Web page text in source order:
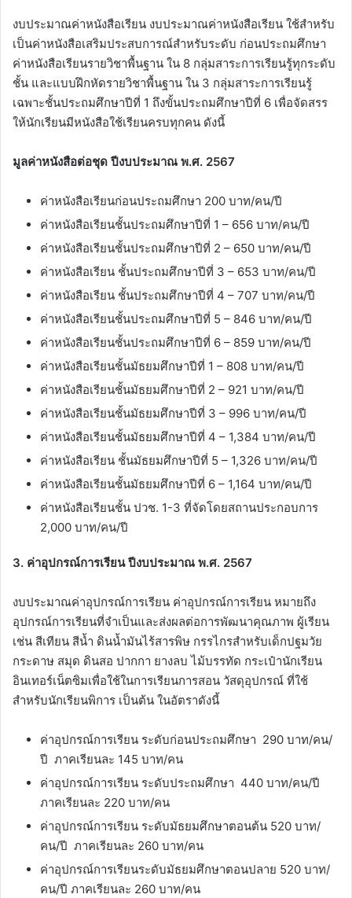
งบประมาณค่าหนังสือเรียน งบประมาณค่าหนังสือเรียน ใช้สำหรับ
เป็นค่าหนังสือเสริมประสบการณ์สำหรับระดับ ก่อนประถมศึกษา
ค่าหนังสือเรียนรายวิชาพื้นฐาน ใน 8 กลุ่มสาระการเรียนรู้ทุกระดับ
ชั้น และแบบฝึกหัดรายวิชาพื้นฐาน ใน 3 กลุ่มสาระการเรียนรู้
เฉพาะชั้นประถมศึกษาปีที่ 1 ถึงขั้นประถมศึกษาปีที่ 6 เพื่อจัดสรร
ให้นักเรียนมีหนังสือใช้เรียนครบทุกคน ดังนี้
มูลค่าหนังสือต่อชุด ปีงบประมาณ พ.ศ. 2567
ค่าหนังสือเรียนก่อนประถมศึกษา 200 บาท/คน/ปี
ค่าหนังสือเรียนชั้นประถมศึกษาปีที่ 1 – 656 บาท/คน/ปี
ค่าหนังสือเรียนชั้นประถมศึกษาปีที่ 2 – 650 บาท/คน/ปี
ค่าหนังสือเรียน ชั้นประถมศึกษาปีที่ 3 – 653 บาท/คน/ปี
ค่าหนังสือเรียน ชั้นประถมศึกษาปีที่ 4 – 707 บาท/คน/ปี
ค่าหนังสือเรียนชั้นประถมศึกษาปีที่ 5 – 846 บาท/คน/ปี
ค่าหนังสือเรียนชั้นประถมศึกษาปีที่ 6 – 859 บาท/คน/ปี
ค่าหนังสือเรียนชั้นมัธยมศึกษาปีที่ 1 – 808 บาท/คน/ปี
ค่าหนังสือเรียนชั้นมัธยมศึกษาปีที่ 2 – 921 บาท/คน/ปี
ค่าหนังสือเรียนชั้นมัธยมศึกษาปีที่ 3 – 996 บาท/คน/ปี
ค่าหนังสือเรียนชั้นมัธยมศึกษาปีที่ 4 – 1,384 บาท/คน/ปี
ค่าหนังสือเรียน ชั้นมัธยมศึกษาปีที่ 5 – 1,326 บาท/คน/ปี
ค่าหนังสือเรียนชั้นมัธยมศึกษาปีที่ 6 – 1,164 บาท/คน/ปี
ค่าหนังสือเรียนชั้น ปวช. 1-3 ที่จัดโดยสถานประกอบการ
2,000 บาท/คน/ปี
3. ค่าอุปกรณ์การเรียน ปีงบประมาณ พ.ศ. 2567
งบประมาณค่าอุปกรณ์การเรียน ค่าอุปกรณ์การเรียน หมายถึง
อุปกรณ์การเรียนที่จำเป็นและส่งผลต่อการพัฒนาคุณภาพ ผู้เรียน
เช่น สีเทียน สีน้ำ ดินน้ำมันไร้สารพิษ กรรไกรสำหรับเด็กปฐมวัย
กระดาษ สมุด ดินสอ ปากกา ยางลบ ไม้บรรทัด กระเป๋านักเรียน
อินเทอร์เน็ตซิมเพื่อใช้ในการเรียนการสอน วัสดุอุปกรณ์ ที่ใช้
สำหรับนักเรียนพิการ เป็นต้น ในอัตราดังนี้
ค่าอุปกรณ์การเรียน ระดับก่อนประถมศึกษา 290 บาท/คน/
ปี ภาคเรียนละ 145 บาท/คน
ค่าอุปกรณ์การเรียน ระดับประถมศึกษา 440 บาท/คน/ปี
ภาคเรียนละ 220 บาท/คน
ค่าอุปกรณ์การเรียน ระดับมัธยมศึกษาตอนต้น 520 บาท/
คน/ปี ภาคเรียนละ 260 บาท/คน
ค่าอุปกรณ์การเรียนระดับมัธยมศึกษาตอนปลาย 520 บาท/
คน/ปี ภาคเรียนละ 260 บาท/คน